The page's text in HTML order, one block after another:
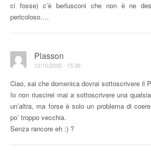
ci fosse) c’è berlusconi che non è ne
pericoloso….
Plasson
12/10/2005 - 15:36
Ciao, sai che domenica dovrai sottoscrivere il
Io non riuscirei mai a sottoscrivere una
un’altra, ma forse è solo un problema di
po’ troppo vecchia.
Senza rancore eh :) ?